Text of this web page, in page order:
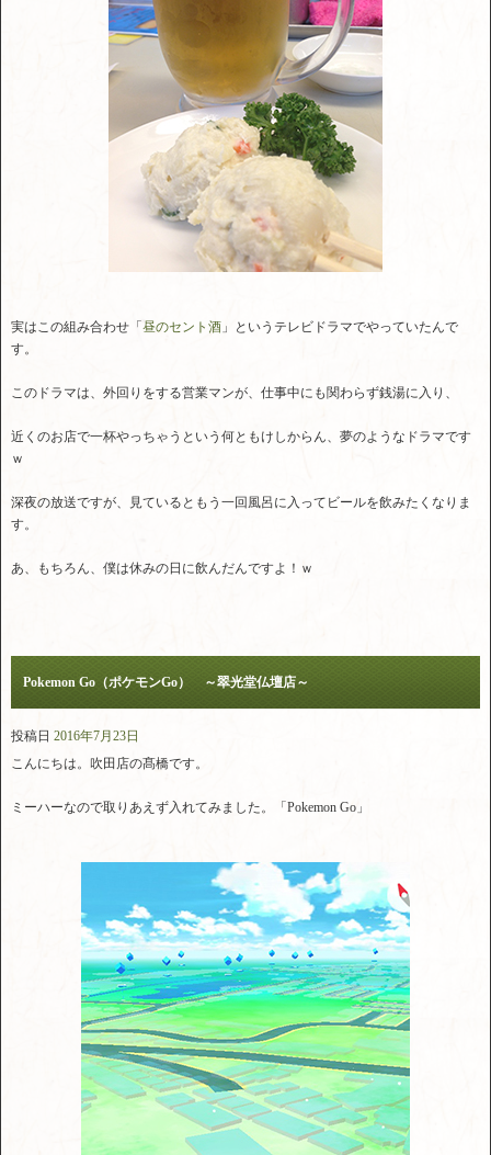
実はこの組み合わせ「 昼のセント酒 」というテレビドラマでやっていたんで
す。
このドラマは、外回りをする営業マンが、仕事中にも関わらず銭湯に入り、
近くのお店で一杯やっちゃうという何ともけしからん、夢のようなドラマです
ｗ
深夜の放送ですが、見ているともう一回風呂に入ってビールを飲みたくなりま
す。
あ、もちろん、僕は休みの日に飲んだんですよ！ｗ
Pokemon Go（ポケモンGo） ～翠光堂仏壇店～
投稿日 2016年7月23日
こんにちは。吹田店の髙橋です。
ミーハーなので取りあえず入れてみました。「Pokemon Go」